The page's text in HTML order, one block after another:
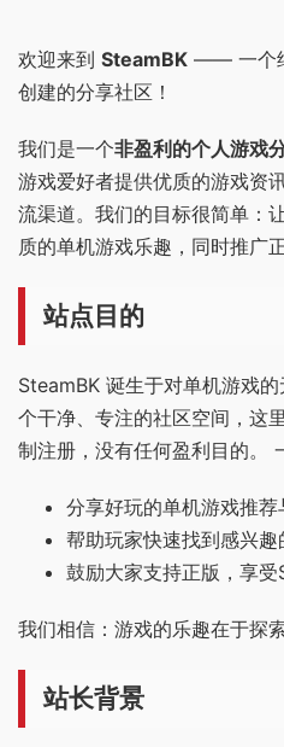
欢迎来到 SteamBK —— 一个
创建的分享社区！
我们是一个非盈利的个人游戏
游戏爱好者提供优质的游戏资
流渠道。我们的目标很简单：
质的单机游戏乐趣，同时推广
站点目的
SteamBK 诞生于对单机游戏
个干净、专注的社区空间，这
制注册，没有任何盈利目的。
分享好玩的单机游戏推荐
帮助玩家快速找到感兴趣
鼓励大家支持正版，享
我们相信：游戏的乐趣在于探
站长背景